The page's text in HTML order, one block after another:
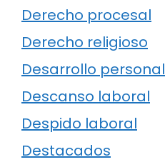
Derecho procesal
Derecho religioso
Desarrollo personal
Descanso laboral
Despido laboral
Destacados